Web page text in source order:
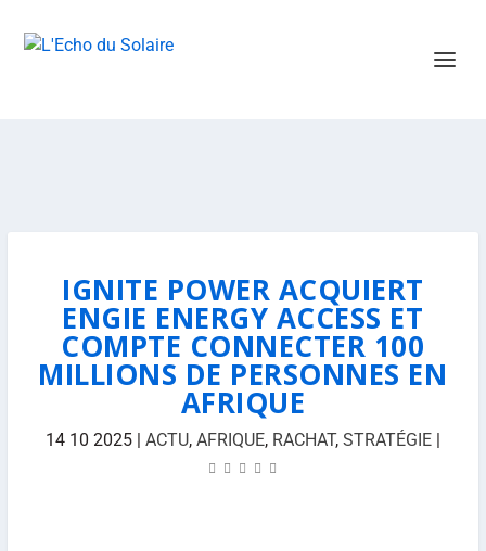
IGNITE POWER ACQUIERT
ENGIE ENERGY ACCESS ET
COMPTE CONNECTER 100
MILLIONS DE PERSONNES EN
AFRIQUE
14 10 2025| ACTU, AFRIQUE, RACHAT, STRATÉGIE|